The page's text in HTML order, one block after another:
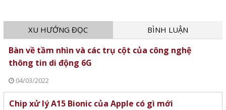
XU HƯỚNG ĐỌC BÌNH LUẬN
Bàn về tầm nhìn và các trụ cột của công nghệ
thông tin di động 6G
04/03/2022
Chip xử lý A15 Bionic của Apple có gì mới